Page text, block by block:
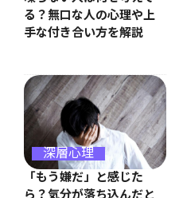
る？無口な人の心理や上
手な付き合い方を解説
深層心理
「もう嫌だ」と感じた
ら？気分が落ち込んだと